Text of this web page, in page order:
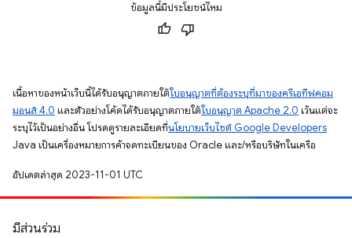
ข้อมูลนี้มีประโยชน์ไหม
เนื้อหาของหน้าเว็บนี้ได้รับอนุญาตภายใต้ใบอนุญาตที่ต้องระบุที่มาของครีเอทีฟคอม
มอนส์ 4.0 และตัวอย่างโค้ดได้รับอนุญาตภายใต้ใบอนุญาต Apache 2.0 เว้นแต่จะ
ระบุไว้เป็นอย่างอื่น โปรดดูรายละเอียดที่นโยบายเว็บไซต์ Google Developers
Java เป็นเครื่องหมายการค้าจดทะเบียนของ Oracle และ/หรือบริษัทในเครือ
อัปเดตล่าสุด 2023-11-01 UTC
มีส่วนร่วม